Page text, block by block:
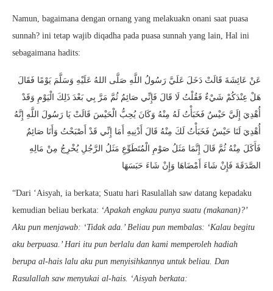
Namun, bagaimana dengan ornang yang melakuakn onani saat puasa
sunnah? ini tetap wajib diqadha pada puasa sunnah yang lain, Hal ini
sebagaimana hadits:
عَنْ عَائِشَةَ قَالَتْ دَخَلَ عَلَيَّ رَسُولُ اللَّهِ صَلَّى اللهُ عَلَيْهِ وَسَلَّمَ يَوْمًا فَقَالَ
هَلْ عِنْدَكُمْ شَيْءٌ فَقُلْتُ لَا قَالَ فَإِنِّي صَائِمٌ ثُمَّ مَرَّ بِي بَعْدَ ذَلِكَ الْيَوْمِ وَقَدْ
أُهْدِيَ إِلَيَّ حَيْسٌ فَخَبَأْتُ لَهُ مِنْهُ وَكَانَ يُحِبُّ الْحَيْسَ قَالَتْ يَا رَسُولَ اللَّهِ إِنَّهُ
أُهْدِيَ لَنَا حَيْسٌ فَخَبَأْتُ لَكَ مِنْهُ قَالَ أَدْنِيهِ أَمَا إِنِّي قَدْ أَصْبَحْتُ وَأَنَا صَائِمٌ
فَأَكَلَ مِنْهُ ثُمَّ قَالَ إِنَّمَا مَثَلُ صَوْمِ الْمُتَطَوِّعِ مَثَلُ الرَّجُلِ يُخْرِجُ مِنْ مَالِهِ
الصَّدَقَةَ فَإِنْ شَاءَ أَمْضَاهَا وَإِنْ شَاءَ حَبَسَهَا
“Dari ‘Aisyah, ia berkata; Suatu hari Rasulallah saw datang kepadaku
kemudian beliau berkata: ‘Apakah engkau punya suatu (makanan)?’
Aku pun menjawab: ‘Tidak ada.’ Beliau pun membalas: ‘Kalau begitu
aku berpuasa.’ Hari itu pun berlalu dan kami memperoleh hadiah
berupa al-hais lalu aku pun menyisihkannya untuk beliau. Dan
Rasulallah saw menyukai al-hais. ‘Aisyah berkata: